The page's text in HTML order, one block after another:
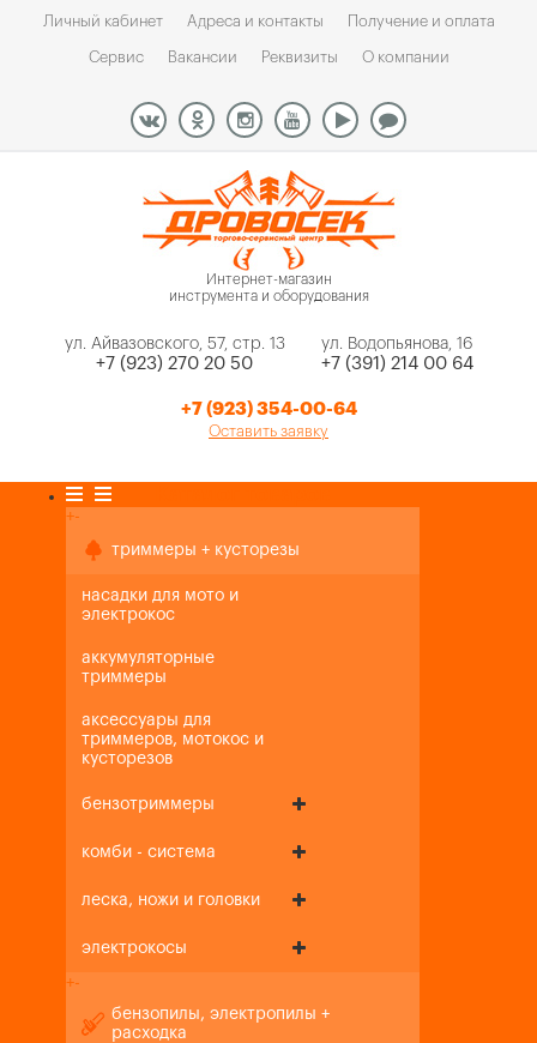
Личный кабинет Адреса и контакты Получение и оплата
Сервис Вакансии Реквизиты О компании
Интернет-магазин
инструмента и оборудования
ул. Айвазовского, 57, стр. 13
+7 (923) 270 20 50
ул. Водопьянова, 16
+7 (391) 214 00 64
+7 (923) 354-00-64
Оставить заявку
+-
триммеры + кусторезы
насадки для мото и
электрокос
аккумуляторные
триммеры
аксессуары для
триммеров, мотокос и
кусторезов
бензотриммеры
комби - система
леска, ножи и головки
электрокосы
+-
бензопилы, электропилы +
расходка